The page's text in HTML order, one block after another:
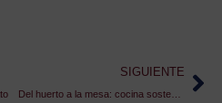
SIGUIENTE
Del huerto a la mesa: cocina sostenible y de temporada para un futuro más verde